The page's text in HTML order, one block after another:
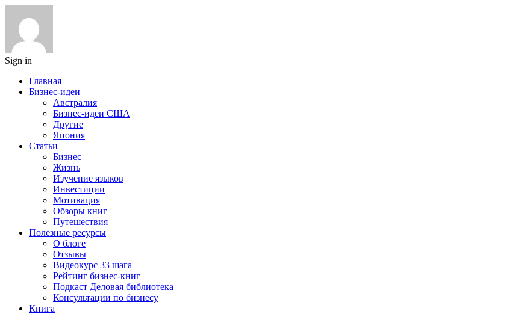
Sign in
Главная
Бизнес-идеи
Австралия
Бизнес-идеи США
Другие
Япония
Статьи
Бизнес
Жизнь
Изучение языков
Инвестиции
Мотивация
Обзоры книг
Путешествия
Полезные ресурсы
О блоге
Отзывы
Видеокурс 33 шага
Рейтинг бизнес-книг
Подкаст Деловая библиотека
Консультации по бизнесу
Книга